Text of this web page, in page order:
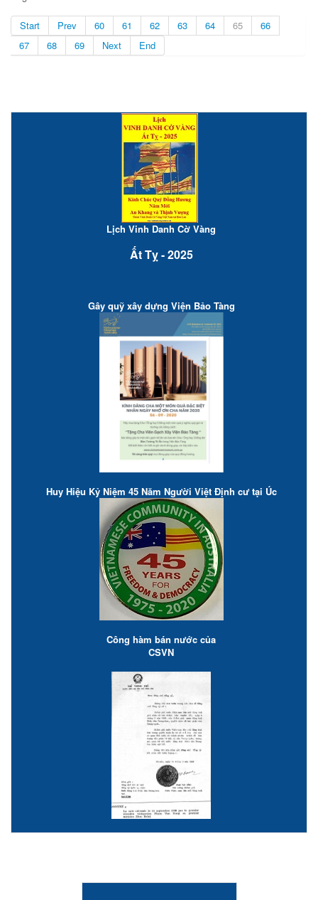
Start Prev 60 61 62 63 64 65
66
67
68 69 Next End
Lịch Vinh Danh Cờ Vàng
Ất Tỵ - 2025
Gây quỹ xây dựng Viện Bảo Tàng
Huy Hiệu Kỷ Niệm 45 Năm Người Việt Định cư tại Úc
Công hàm bán nước của
CSVN